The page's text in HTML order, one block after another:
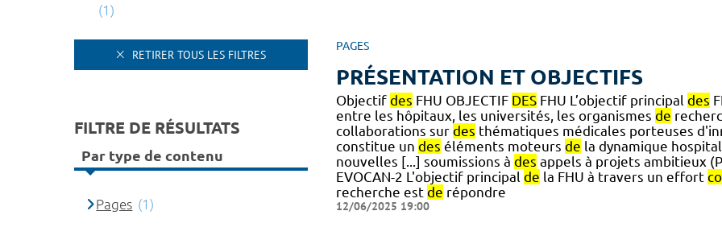
PAGES
PRÉSENTATION ET OBJECTIFS
Objectif des FHU OBJECTIF DESFHU L’objectif principal des
entre les hôpitaux, les universités, les organismes de
collaborations sur des thématiques médicales porteuses
constitue un des éléments moteurs de la dynamique
nouvelles [...] soumissions à des appels à projets ambitieux
EVOCAN-2 L'objectif principal de la FHU à travers un effort
recherche est de répondre
12/06/2025 19:00
(1)
RETIRER TOUS LES FILTRES
FILTRE DE RÉSULTATS
Par type de contenu
Pages (1)